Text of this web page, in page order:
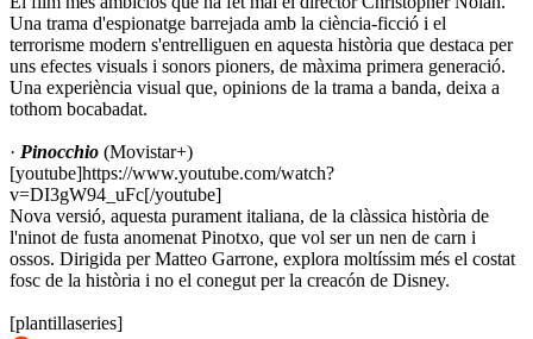
Una trama d'espionatge barrejada amb la ciència-ficció i el
terrorisme modern s'entrelliguen en aquesta història que destaca per
uns efectes visuals i sonors pioners, de màxima primera generació.
Una experiència visual que, opinions de la trama a banda, deixa a
tothom bocabadat.
· Pinocchio (Movistar+)
[youtube]https://www.youtube.com/watch?
v=DI3gW94_uFc[/youtube]
Nova versió, aquesta purament italiana, de la clàssica història de
l'ninot de fusta anomenat Pinotxo, que vol ser un nen de carn i
ossos. Dirigida per Matteo Garrone, explora moltíssim més el costat
fosc de la història i no el conegut per la creacón de Disney.
[plantillaseries]